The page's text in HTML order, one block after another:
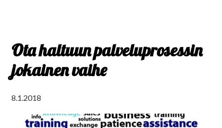
Ota haltuun palveluprosessin
jokainen vaihe
8.1.2018